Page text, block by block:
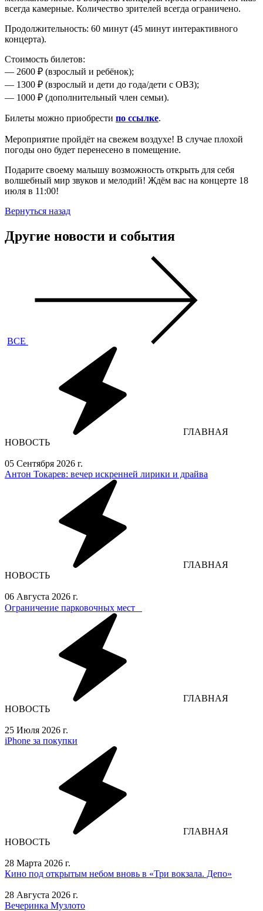
всегда камерные. Количество зрителей всегда ограничено.
Продолжительность: 60 минут (45 минут интерактивного
концерта).
Стоимость билетов:
— 2600 ₽ (взрослый и ребёнок);
— 1300 ₽ (взрослый и дети до года/дети с ОВЗ);
— 1000 ₽ (дополнительный член семьи).
Билеты можно приобрести по ссылке.
Мероприятие пройдёт на свежем воздухе! В случае плохой
погоды оно будет перенесено в помещение.
Подарите своему малышу возможность открыть для себя
волшебный мир звуков и мелодий! Ждём вас на концерте 18
июля в 11:00!
Вернуться назад
Другие новости и события
ВСЕ
ГЛАВНАЯ
НОВОСТЬ
05 Сентября 2026 г.
Антон Токарев: вечер искренней лирики и драйва
ГЛАВНАЯ
НОВОСТЬ
06 Августа 2026 г.
Ограничение парковочных мест⁣⁣⠀
ГЛАВНАЯ
НОВОСТЬ
25 Июля 2026 г.
iPhone за покупки
ГЛАВНАЯ
НОВОСТЬ
28 Марта 2026 г.
Кино под открытым небом вновь в «Три вокзала. Депо»
28 Августа 2026 г.
Вечеринка Музлото